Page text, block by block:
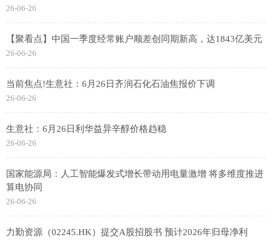
26-06-26
【聚看点】中国一季度经常账户顺差创同期新高，达1843亿美元
26-06-26
当前焦点!生意社：6月26日齐润石化石油焦报价下调
26-06-26
生意社：6月26日利华益异辛醇价格趋稳
26-06-26
国家能源局：人工智能爆发式增长带动用电量激增 将多维度推进
算电协同
26-06-26
力勤资源（02245.HK）提交A股招股书 预计2026年归母净利